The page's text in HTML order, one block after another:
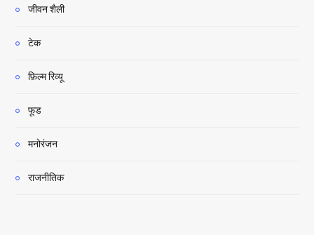
जीवन शैली
टेक
फ़िल्म रिव्यू
फूड
मनोरंजन
राजनीतिक